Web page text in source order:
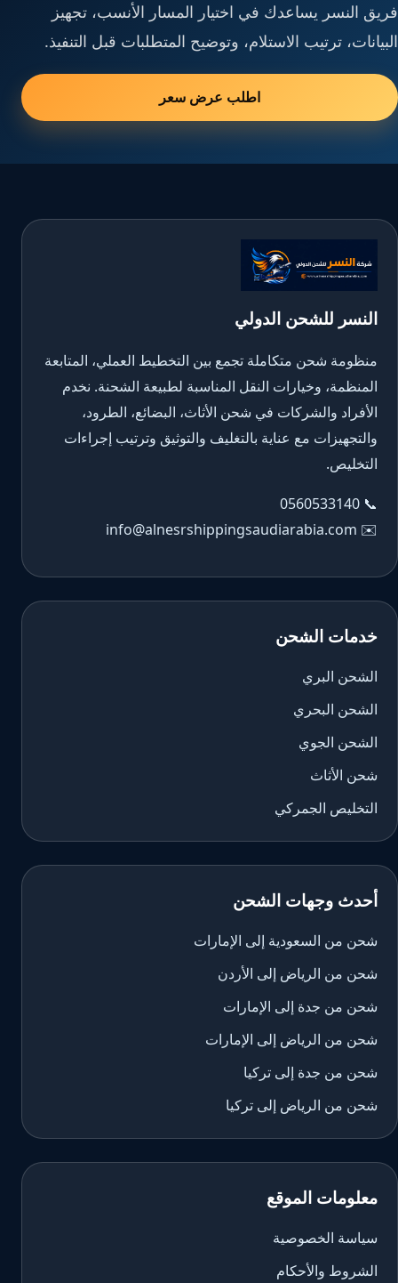
فريق النسر يساعدك في اختيار المسار الأنسب، تجهيز
البيانات، ترتيب الاستلام، وتوضيح المتطلبات قبل التنفيذ.
اطلب عرض سعر
النسر للشحن الدولي
منظومة شحن متكاملة تجمع بين التخطيط العملي، المتابعة
المنظمة، وخيارات النقل المناسبة لطبيعة الشحنة. نخدم
الأفراد والشركات في شحن الأثاث، البضائع، الطرود،
والتجهيزات مع عناية بالتغليف والتوثيق وترتيب إجراءات
التخليص.
📞
0560533140
✉️
info@alnesrshippingsaudiarabia.com
خدمات الشحن
الشحن البري
الشحن البحري
الشحن الجوي
شحن الأثاث
التخليص الجمركي
أحدث وجهات الشحن
شحن من السعودية إلى الإمارات
شحن من الرياض إلى الأردن
شحن من جدة إلى الإمارات
شحن من الرياض إلى الإمارات
شحن من جدة إلى تركيا
شحن من الرياض إلى تركيا
معلومات الموقع
سياسة الخصوصية
الشروط والأحكام